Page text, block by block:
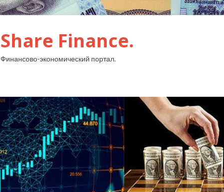
Share Finance.
Финансово-экономический портал.